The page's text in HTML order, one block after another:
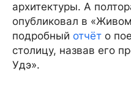
архитектуры. А
опубликовал в
подробный отчёт о
столицу, назвав его
Удэ».